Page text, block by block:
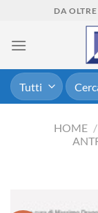
content
DA
Cerca:
HOME /